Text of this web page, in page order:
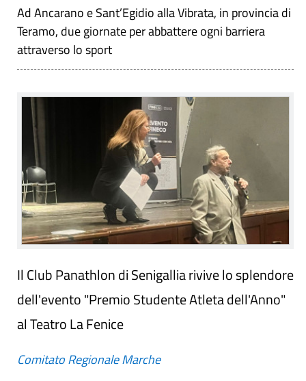
Ad Ancarano e Sant’Egidio alla Vibrata, in provincia di
Teramo, due giornate per abbattere ogni barriera
attraverso lo sport
Il Club Panathlon di Senigallia rivive lo splendore
dell'evento "Premio Studente Atleta dell'Anno"
al Teatro La Fenice
Comitato Regionale Marche